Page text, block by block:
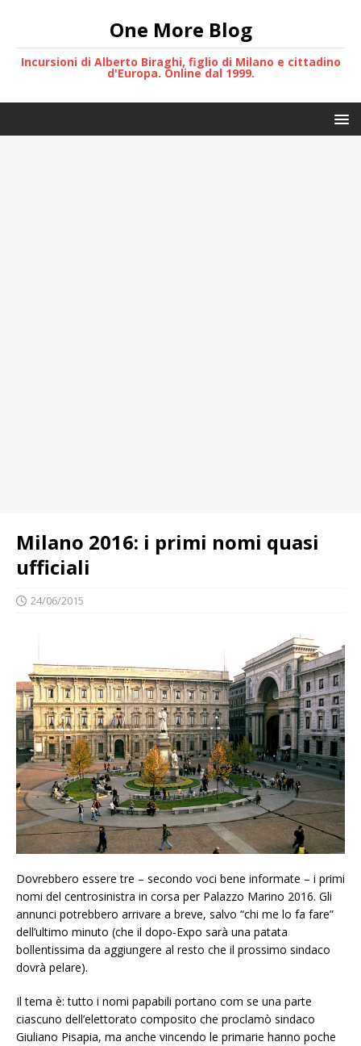
One More Blog
Incursioni di Alberto Biraghi, figlio di Milano e cittadino
d'Europa. Online dal 1999.
Milano 2016: i primi nomi quasi
ufficiali
24/06/2015
Dovrebbero essere tre – secondo voci bene informate – i primi
nomi del centrosinistra in corsa per Palazzo Marino 2016. Gli
annunci potrebbero arrivare a breve, salvo “chi me lo fa fare”
dell’ultimo minuto (che il dopo-Expo sarà una patata
bollentissima da aggiungere al resto che il prossimo sindaco
dovrà pelare).
Il tema è: tutto i nomi papabili portano com se una parte
ciascuno dell’elettorato composito che proclamò sindaco
Giuliano Pisapia, ma anche vincendo le primarie hanno poche